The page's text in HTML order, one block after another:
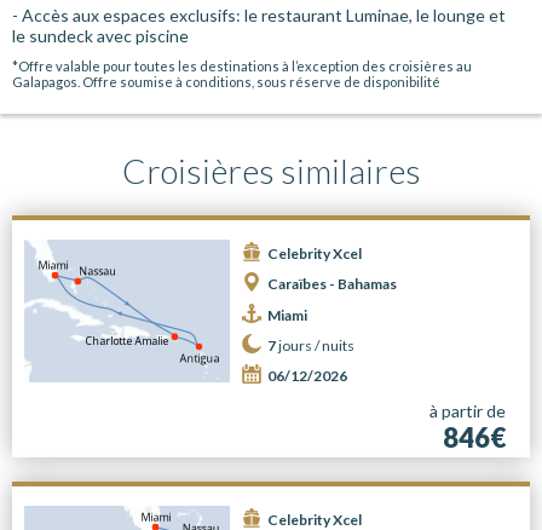
- Accès aux espaces exclusifs: le restaurant Luminae, le lounge et
le sundeck avec piscine
*Offre valable pour toutes les destinations à l’exception des croisières au
Galapagos. Offre soumise à conditions, sous réserve de disponibilité
Croisières similaires
Celebrity Xcel
Caraïbes - Bahamas
Miami
7jours /nuits
06/12/2026
à partir de
846€
Celebrity Xcel